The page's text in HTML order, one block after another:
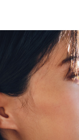
教員紹介
情報公開
補助金採択
大学案内
学校法人田
グラム 経